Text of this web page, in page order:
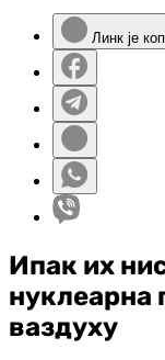
Линк је
Ипак их
нуклеарна
ваздуху